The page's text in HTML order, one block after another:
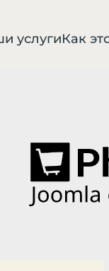
услугиКак